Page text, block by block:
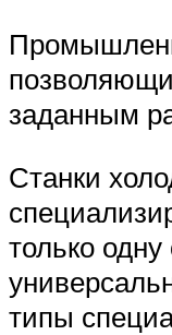
заданным
Станки
только
типы